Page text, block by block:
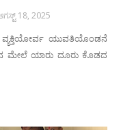
18, 2025
ವ್ಯಕ್ತಿಯೋರ್ವ ಯುವತಿಯೊಂಡನೆ
ಮೇಲೆ ಯಾರು ದೂರು ಕೊಡದ